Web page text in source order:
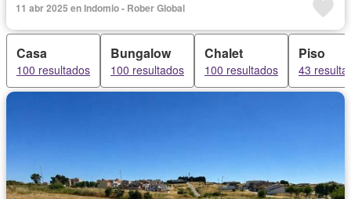
11 abr 2025 en Indomio - Rober Global
Casa
100 resultados
Bungalow
100 resultados
Chalet
100 resultados
Piso
43